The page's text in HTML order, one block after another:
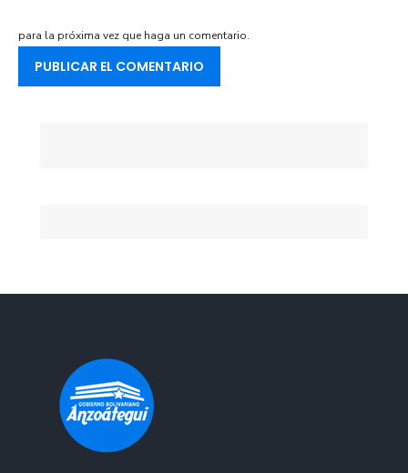
para la próxima vez que haga un comentario.